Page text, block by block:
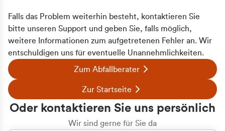
Falls das Problem weiterhin besteht, kontaktieren Sie
bitte unseren Support und geben Sie, falls möglich,
weitere Informationen zum aufgetretenen Fehler an. Wir
entschuldigen uns für eventuelle Unannehmlichkeiten.
Zum Abfallberater
Zur Startseite
Oder kontaktieren Sie uns persönlich
Wir sind gerne für Sie da